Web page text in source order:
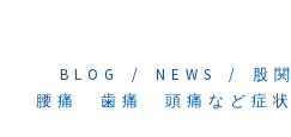
BLOG NEWS 股
腰痛 歯痛 頭痛など症状